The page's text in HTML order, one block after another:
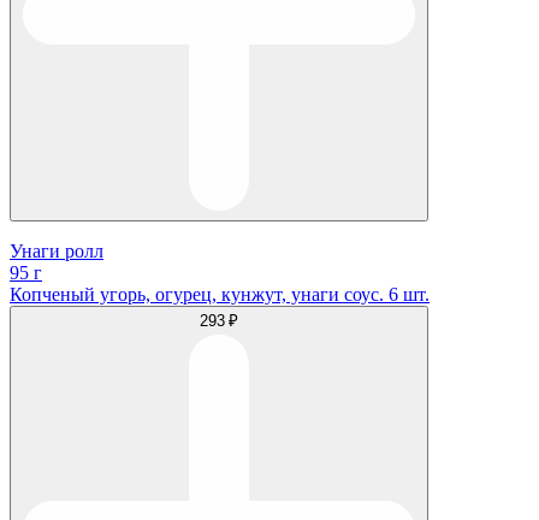
Унаги ролл
95 г
Копченый угорь, огурец, кунжут, унаги соус. 6 шт.
293 ₽